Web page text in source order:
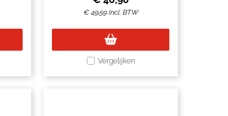
€49,59 Incl. BTW
Vergelijken